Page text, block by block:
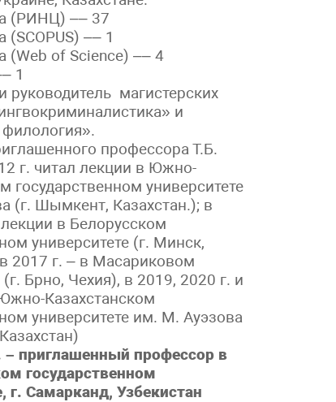
(РИНЦ) –– 37
–– 1
(Web of Science) –– 4
1
руководитель магистерских
и
профессора Т.Б.
г. читал лекции в Южно-
государственном университете
(г. Шымкент, Казахстан.); в
в Белорусском
университете (г. Минск,
2017 г. – в Масариковом
(г. Брно, Чехия), в 2019, 2020 г. и
Казахстанском
университете им. М. Ауэзова
– приглашенный профессор в
государственном
г. Самарканд, Узбекистан